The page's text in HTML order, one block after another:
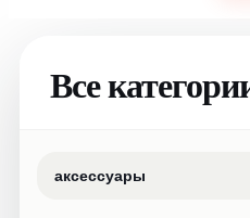
Все
аксессуары